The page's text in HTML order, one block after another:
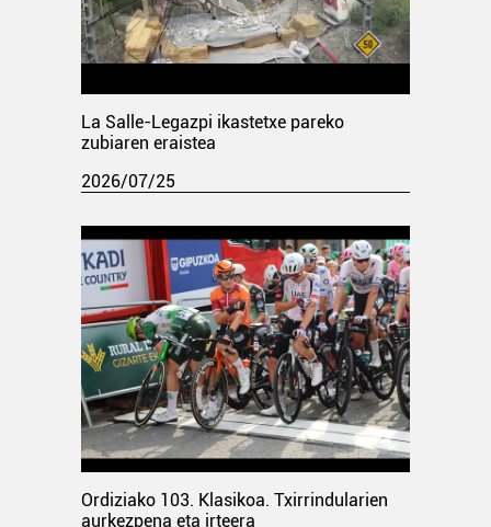
La Salle-Legazpi ikastetxe pareko
zubiaren eraistea
2026/07/25
Ordiziako 103. Klasikoa. Txirrindularien
aurkezpena eta irteera